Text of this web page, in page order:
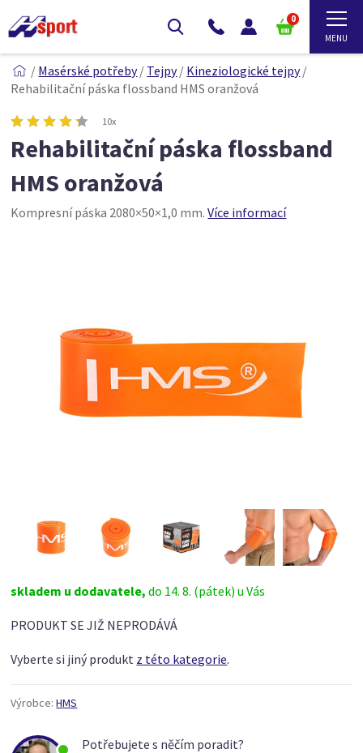
0
/ Masérské potřeby/ Tejpy/ Kineziologické tejpy/
Rehabilitační páska flossband HMS oranžová
10x
Rehabilitační páska flossband
HMS oranžová
Kompresní páska 2080×50×1,0 mm.Více informací
skladem u dodavatele,do 14. 8. (pátek) u Vás
PRODUKT SE JIŽ NEPRODÁVÁ
Vyberte si jiný produkt z této kategorie.
Výrobce: HMS
Potřebujete s něčím poradit?